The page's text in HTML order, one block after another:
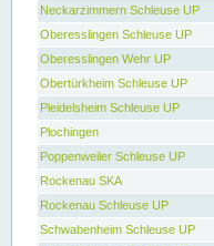
Neckarzimmern Schleuse UP
Oberesslingen Schleuse UP
Oberesslingen Wehr UP
Obertürkheim Schleuse UP
Pleidelsheim Schleuse UP
Plochingen
Poppenweiler Schleuse UP
Rockenau SKA
Rockenau Schleuse UP
Schwabenheim Schleuse UP